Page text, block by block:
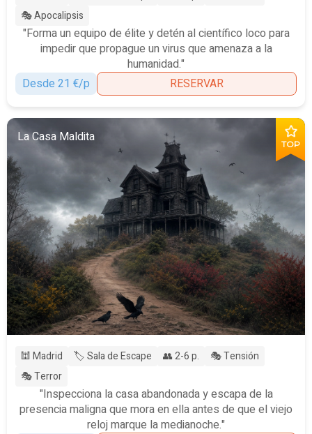
🎭 Apocalipsis
"Forma un equipo de élite y detén al científico loco para
impedir que propague un virus que amenaza a la
humanidad."
Desde 21 €/p
RESERVAR
TOP
La Casa Maldita
🕍 Madrid 🏷️ Sala de Escape 👥 2-6 p.
🎭 Tensión
🎭 Terror
"Inspecciona la casa abandonada y escapa de la
presencia maligna que mora en ella antes de que el viejo
reloj marque la medianoche."